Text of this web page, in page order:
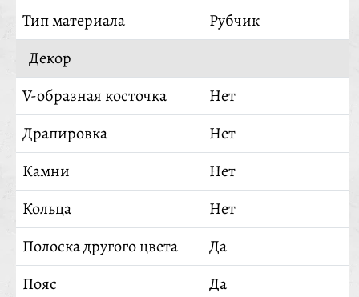
Тип материала
Рубчик
Декор
V-образная косточка
Нет
Драпировка
Нет
Камни
Нет
Кольца
Нет
Полоска другого цвета
Да
Пояс
Да